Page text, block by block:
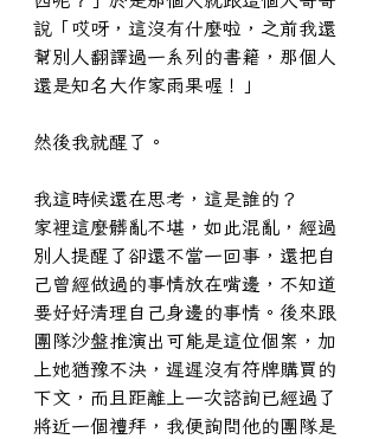
說「哎呀，這沒有什麼啦，之前我還
幫別人翻譯過一系列的書籍，那個人
還是知名大作家雨果喔！」
然後我就醒了。
我這時候還在思考，這是誰的？
家裡這麼髒亂不堪，如此混亂，經過
別人提醒了卻還不當一回事，還把自
己曾經做過的事情放在嘴邊，不知道
要好好清理自己身邊的事情。後來跟
團隊沙盤推演出可能是這位個案，加
上她猶豫不決，遲遲沒有符牌購買的
下文，而且距離上一次諮詢已經過了
將近一個禮拜，我便詢問他的團隊是